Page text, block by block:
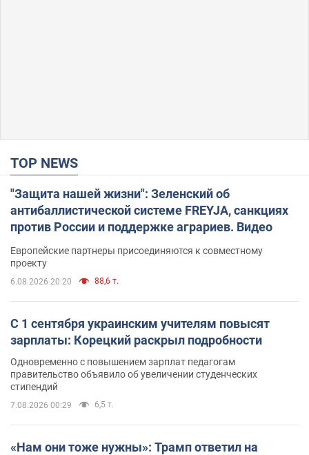
TOP NEWS
"Защита нашей жизни": Зеленский об
антибаллистической системе FREYJA, санкциях
против России и поддержке аграриев. Видео
Европейские партнеры присоединяются к совместному
проекту
6.08.2026 20:20 88,6 т.
С 1 сентября украинским учителям повысят
зарплаты: Корецкий раскрыл подробности
Одновременно с повышением зарплат педагогам
правительство объявило об увеличении студенческих
стипендий
7.08.2026 00:29 6,5 т.
«Нам они тоже нужны»: Трамп ответил на